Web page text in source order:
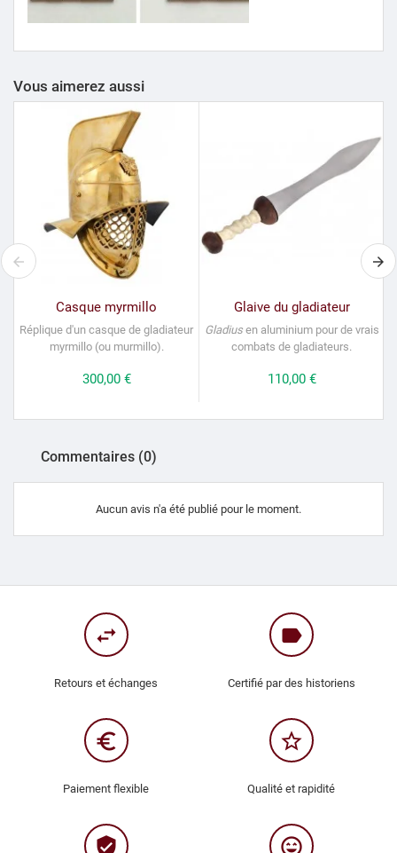
Vous aimerez aussi
Casque myrmillo
Réplique d'un casque de gladiateur
myrmillo (ou murmillo).
Prix
300,00 €
Glaive du gladiateur
Gladiusen aluminium pour de vrais
combats de gladiateurs.
Prix
110,00 €
Commentaires (0)
Aucun avis n'a été publié pour le moment.
swap_horiz
Retours et échanges
label
Certifié par des historiens
euro_symbol
Paiement flexible
star_border
Qualité et rapidité
verified_user sentiment_very_satisfied